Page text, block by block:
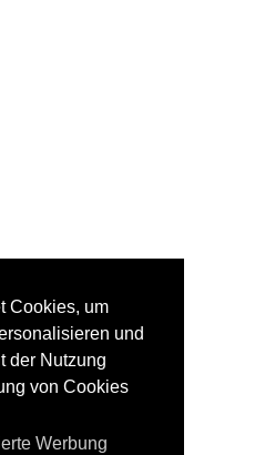
Cookies, um
und
der Nutzung
von Cookies
Werbung